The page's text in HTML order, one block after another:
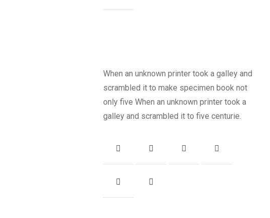
When an unknown printer took a galley and
scrambled it to make specimen book not
only five When an unknown printer took a
galley and scrambled it to five centurie.